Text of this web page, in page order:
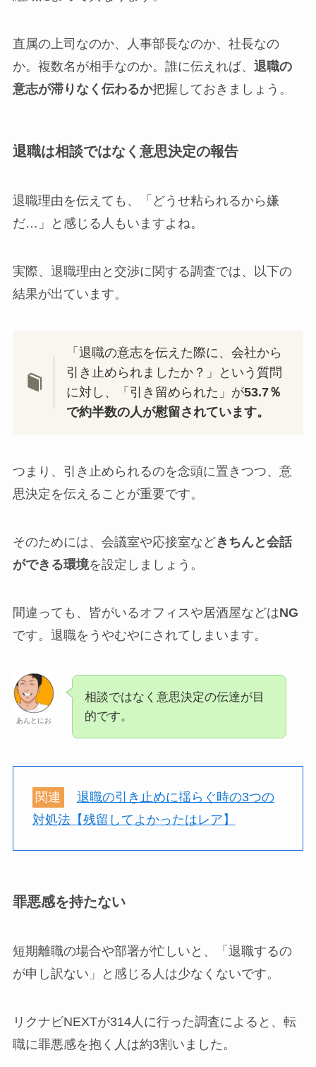
直属の上司なのか、人事部長なのか、社長なの
か。複数名が相手なのか。誰に伝えれば、 退職の
意志が滞りなく伝わるか把握しておきましょう。
退職は相談ではなく意思決定の報告
退職理由を伝えても、「どうせ粘られるから嫌
だ…」と感じる人もいますよね。
実際、退職理由と交渉に関する調査では、以下の
結果が出ています。
「退職の意志を伝えた際に、会社から
引き止められましたか？」という質問
に対し、「引き留められた」が53.7％
で約半数の人が慰留されています。
つまり、引き止められるのを念頭に置きつつ、意
思決定を伝えることが重要です。
そのためには、会議室や応接室などきちんと会話
ができる環境を設定しましょう。
間違っても、皆がいるオフィスや居酒屋などはNG
です。退職をうやむやにされてしまいます。
あんとにお
相談ではなく意思決定の伝達が目
的です。
関連
退職の引き止めに揺らぐ時の3つの
対処法【残留してよかったはレア】
罪悪感を持たない
短期離職の場合や部署が忙しいと、「退職するの
が申し訳ない」と感じる人は少なくないです。
リクナビNEXTが314人に行った調査によると、転
職に罪悪感を抱く人は約3割いました。